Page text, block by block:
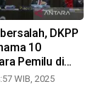
DKPP
10
Pemilu di
WIB, 2025